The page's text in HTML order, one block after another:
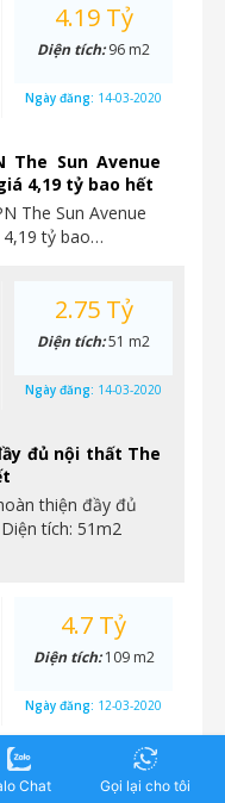
The Sun Avenue
4,19 tỷ bao hết
The Sun Avenue
tỷ bao…
4.19 Tỷ
Diện tích:96 m2
Ngày đăng: 14-03-2020
đủ nội thất The
thiện đầy đủ
tích: 51m2
2.75 Tỷ
Diện tích:51 m2
Ngày đăng: 14-03-2020
căn 3 phòng
cơ bản, giá 4,7 tỷ
4.7 Tỷ
Diện tích:109 m2
Ngày đăng: 12-03-2020
Chat Gọi lại cho tôi